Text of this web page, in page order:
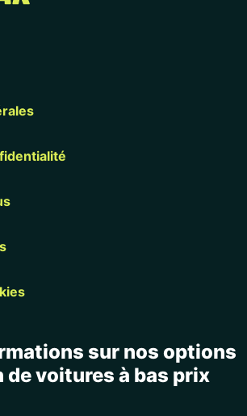
sur nos options
de voitures à bas prix